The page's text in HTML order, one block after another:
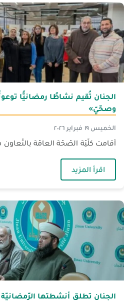
الجنان تُقيم نشاطًا رمضانيًّا
وصحّيّ»
الخميس ١٩ فبراير ٢٠٢٦
أقامت كلّيّة الصّحّة العامّة
اقرأ المزيد
الجنان تطلق أنشطتها